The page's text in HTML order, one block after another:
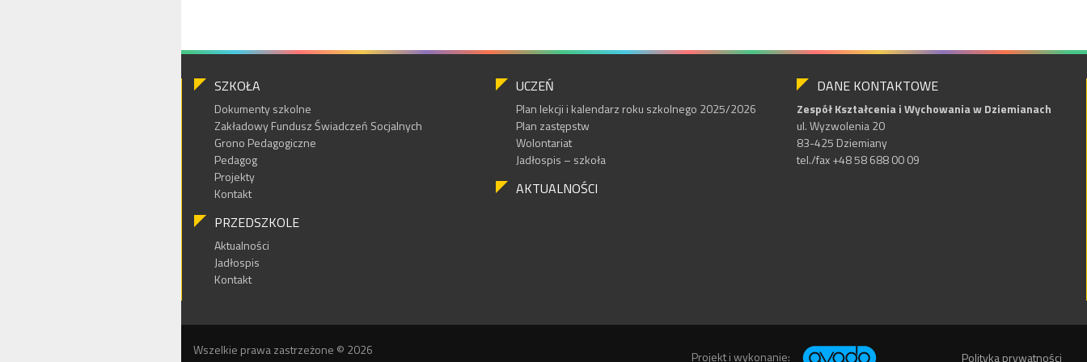
SZKOŁA
Dokumenty szkolne
Zakładowy Fundusz Świadczeń Socjalnych
Grono Pedagogiczne
Pedagog
Projekty
Kontakt
PRZEDSZKOLE
Aktualności
Jadłospis
Kontakt
UCZEŃ
Plan lekcji i kalendarz roku szkolnego 2025/2026
Plan zastępstw
Wolontariat
Jadłospis – szkoła
AKTUALNOŚCI
DANE KONTAKTOWE
Zespół Kształcenia i Wychowania w Dziemianach
ul. Wyzwolenia 20
83-425 Dziemiany
tel./fax +48 58 688 00 09
Wszelkie prawa zastrzeżone © 2026
Projekt i wykonanie: Polityka prywatności